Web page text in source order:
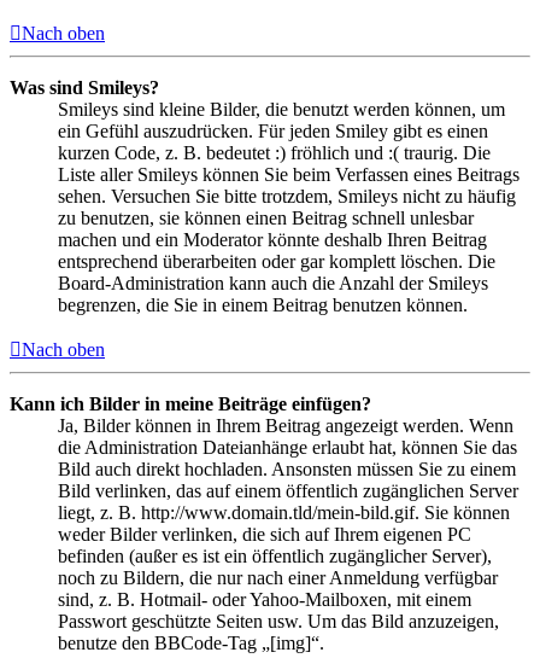
Nach oben
Was sind Smileys?
Smileys sind kleine Bilder, die benutzt werden können, um
ein Gefühl auszudrücken. Für jeden Smiley gibt es einen
kurzen Code, z. B. bedeutet :) fröhlich und :( traurig. Die
Liste aller Smileys können Sie beim Verfassen eines Beitrags
sehen. Versuchen Sie bitte trotzdem, Smileys nicht zu häufig
zu benutzen, sie können einen Beitrag schnell unlesbar
machen und ein Moderator könnte deshalb Ihren Beitrag
entsprechend überarbeiten oder gar komplett löschen. Die
Board-Administration kann auch die Anzahl der Smileys
begrenzen, die Sie in einem Beitrag benutzen können.
Nach oben
Kann ich Bilder in meine Beiträge einfügen?
Ja, Bilder können in Ihrem Beitrag angezeigt werden. Wenn
die Administration Dateianhänge erlaubt hat, können Sie das
Bild auch direkt hochladen. Ansonsten müssen Sie zu einem
Bild verlinken, das auf einem öffentlich zugänglichen Server
liegt, z. B. http://www.domain.tld/mein-bild.gif. Sie können
weder Bilder verlinken, die sich auf Ihrem eigenen PC
befinden (außer es ist ein öffentlich zugänglicher Server),
noch zu Bildern, die nur nach einer Anmeldung verfügbar
sind, z. B. Hotmail- oder Yahoo-Mailboxen, mit einem
Passwort geschützte Seiten usw. Um das Bild anzuzeigen,
benutze den BBCode-Tag „[img]“.